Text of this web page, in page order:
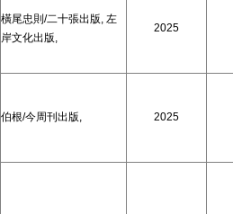
橫尾忠則/二十張出版, 左
岸文化出版,
2025
伯根/今周刊出版, 2025